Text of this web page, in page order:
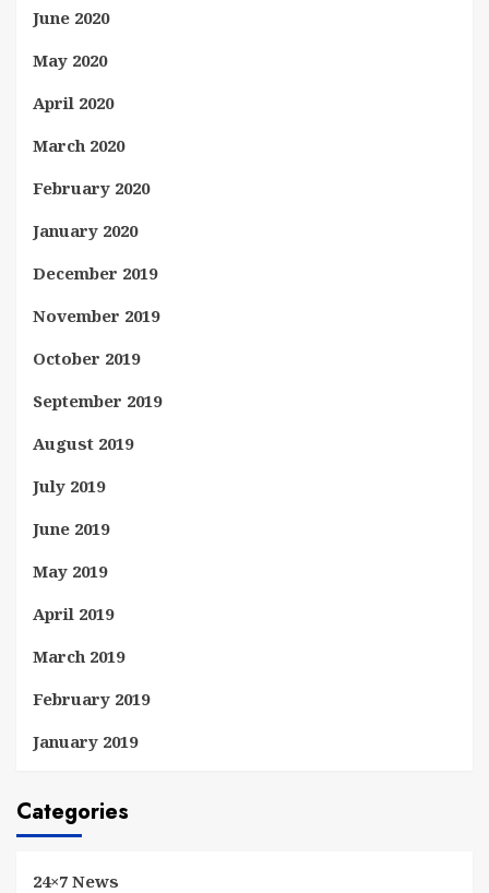
June 2020
May 2020
April 2020
March 2020
February 2020
January 2020
December 2019
November 2019
October 2019
September 2019
August 2019
July 2019
June 2019
May 2019
April 2019
March 2019
February 2019
January 2019
Categories
24×7 News